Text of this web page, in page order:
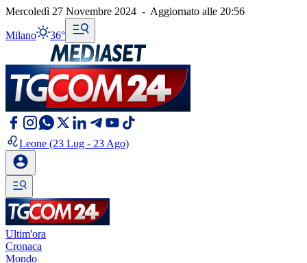
Mercoledì 27 Novembre 2024 - Aggiornato alle 20:56
Milano 36°
Leone (23 Lug - 23 Ago)
Ultim'ora
Cronaca
Mondo